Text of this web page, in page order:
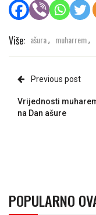
Više: ašura, muharrem,
Previous post
Vrijednosti
na Dan ašure
POPULARNO